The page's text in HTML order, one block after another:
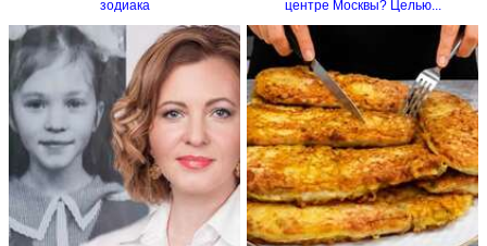
зодиака
центре Москвы? Целью...